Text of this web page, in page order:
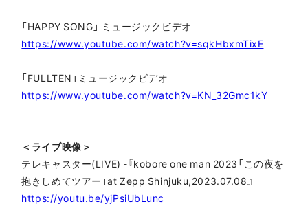
「HAPPY SONG」 ミュージックビデオ
https://www.youtube.com/watch?v=sqkHbxmTixE
「FULLTEN」ミュージックビデオ
https://www.youtube.com/watch?v=KN_32Gmc1kY
＜ライブ映像＞
テレキャスター(LIVE) -『kobore one man 2023「この夜を
抱きしめてツアー」at Zepp Shinjuku,2023.07.08』
https://youtu.be/yjPsiUbLunc